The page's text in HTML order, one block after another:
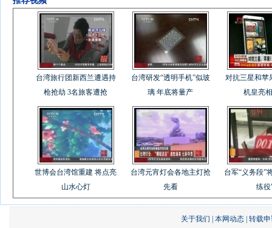
台湾旅行团新西兰遭遇持
枪抢劫 3名旅客遭抢
台湾研发“透明手机”似玻
璃 年底将量产
对抗三星和苹
机皇亮
世博会台湾馆重建 将点亮
山水心灯
台湾元宵灯会各地主灯抢
先看
台军“义务段”
练役
关于我们 本网动态 转载